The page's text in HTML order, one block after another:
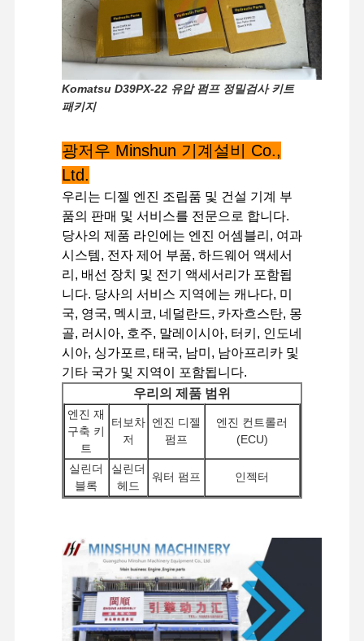
집 제품 VR 쇼
우리 에 관한
것
공장 투어 품질 관리 저희와 연락 뉴스
사건
퍼킨스 엔진
쿠보타 엔진
이수즈 엔진
커민스 엔진
Komatsu D39PX-22 유압 펌프 정밀검사 키트
패키지
광저우 Minshun 기계설비 Co.,
Ltd.
우리는 디젤 엔진 조립품 및 건설 기계 부
품의 판매 및 서비스를 전문으로 합니다.
당사의 제품 라인에는 엔진 어셈블리, 여과
시스템, 전자 제어 부품, 하드웨어 액세서
리, 배선 장치 및 전기 액세서리가 포함됩
니다. 당사의 서비스 지역에는 캐나다, 미
국, 영국, 멕시코, 네덜란드, 카자흐스탄, 몽
골, 러시아, 호주, 말레이시아, 터키, 인도네
시아, 싱가포르, 태국, 남미, 남아프리카 및
기타 국가 및 지역이 포함됩니다.
우리의 제품 범위
엔진 재
구축 키
트
터보차
저
엔진 디젤
펌프
엔진 컨트롤러
(ECU)
실린더
블록
실린더
헤드
워터 펌프 인젝터
회전 부 분배기
밸브
여행용 모
터 어셈블
리
섀시 구성 요소 및
기타 액세서리